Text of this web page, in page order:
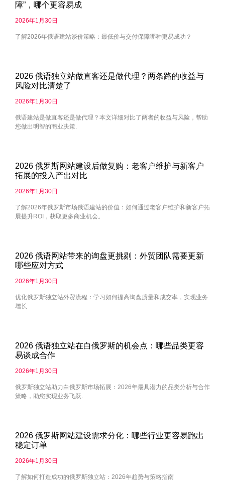
障”，哪个更容易成
2026年1月30日
了解2026年俄语建站谈价策略：最低价与交付保障哪种更易成功？
2026 俄语独立站做直客还是做代理？两条路的收益与
风险对比清楚了
2026年1月30日
俄语建站是做直客还是做代理？本文详细对比了两者的收益与风险，帮助
您做出明智的商业决策.
2026 俄罗斯网站建设后做复购：老客户维护与新客户
拓展的投入产出对比
2026年1月30日
了解2026年俄罗斯市场俄语建站的价值：如何通过老客户维护和新客户拓
展提升ROI，获取更多商业机会。
2026 俄语网站带来的询盘更挑剔：外贸团队需要更新
哪些应对方式
2026年1月30日
优化俄罗斯独立站外贸流程：学习如何提高询盘质量和成交率，实现业务
增长
2026 俄语独立站在白俄罗斯的机会点：哪些品类更容
易谈成合作
2026年1月30日
俄罗斯独立站助力白俄罗斯市场拓展：2026年最具潜力的品类分析与合作
策略，助您实现业务飞跃.
2026 俄罗斯网站建设需求分化：哪些行业更容易跑出
稳定订单
2026年1月30日
了解如何打造成功的俄罗斯独立站：2026年趋势与策略指南